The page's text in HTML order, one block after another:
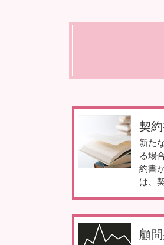
契
新た
る場
約書
は、
顧